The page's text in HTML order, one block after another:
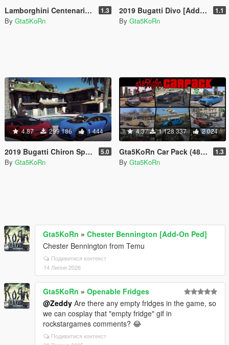
Lamborghini Centenario Lp770-4 Police 👮 LSPD 1.3
By Gta5KoRn
2019 Bugatti Divo [Add-On] 1.1
By Gta5KoRn
4.87 299 186 1 444
2019 Bugatti Chiron Sport & 2017 Bugatti Chiron [Tuning | Livery] 5.0
By Gta5KoRn
4.37 1 128 337 2 024
Gta5KoRn Car Pack (48 cars) 1.3
By Gta5KoRn
Gta5KoRn » Chester Bennington [Add-On Ped]
Chester Bennington from Temu
Подивитися контекст
14 Липня 2026
Gta5KoRn » Openable Fridges
@Zeddy Are there any empty fridges in the game, so
we can cosplay that "empty fridge" gif in
rockstargames comments? 😂
Подивитися контекст